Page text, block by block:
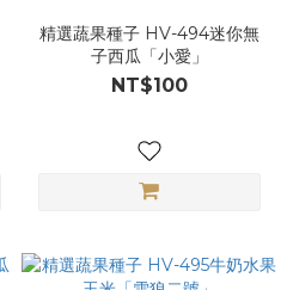
精選蔬果種子 HV-494迷你無
子西瓜「小愛」
NT$100